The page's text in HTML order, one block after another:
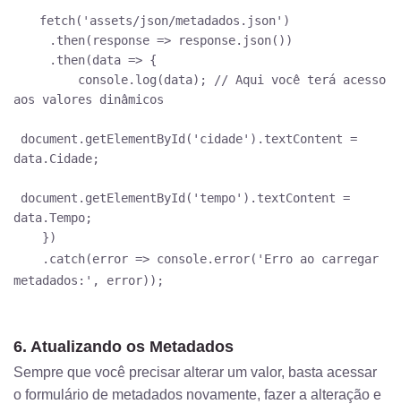
fetch('assets/json/metadados.json')
.then(response => response.json())
.then(data => {
console.log(data); // Aqui você terá acesso
aos valores dinâmicos
document.getElementById('cidade').textContent =
data.Cidade;
document.getElementById('tempo').textContent =
data.Tempo;
})
.catch(error => console.error('Erro ao carregar
metadados:', error));
6. Atualizando os Metadados
Sempre que você precisar alterar um valor, basta acessar
o formulário de metadados novamente, fazer a alteração e